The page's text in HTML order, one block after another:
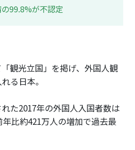
99.8%が不認定
観光立国」を掲げ、外国人観
る日本。
た2017年の外国人入国者数は
比約421万人の増加で過去最